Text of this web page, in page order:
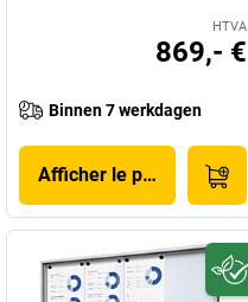
HTVA
869,- €
Binnen 7 werkdagen
Afficher le produit